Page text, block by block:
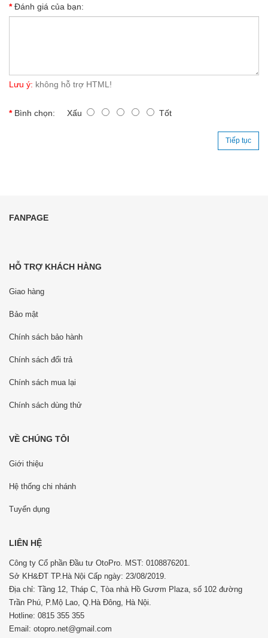
Đánh giá của bạn:
Lưu ý: không hỗ trợ HTML!
Bình chọn: Xấu Tốt
Tiếp tục
FANPAGE
HỖ TRỢ KHÁCH HÀNG
Giao hàng
Bảo mật
Chính sách bảo hành
Chính sách đổi trả
Chính sách mua lại
Chính sách dùng thử
VỀ CHÚNG TÔI
Giới thiệu
Hệ thống chi nhánh
Tuyển dụng
LIÊN HỆ
Công ty Cổ phần Đầu tư OtoPro. MST: 0108876201.
Sở KH&ĐT TP.Hà Nội Cấp ngày: 23/08/2019.
Địa chỉ: Tầng 12, Tháp C, Tòa nhà Hồ Gươm Plaza, số 102 đường
Trần Phú, P.Mộ Lao, Q.Hà Đông, Hà Nội.
Hotline: 0815 355 355
Email: otopro.net@gmail.com